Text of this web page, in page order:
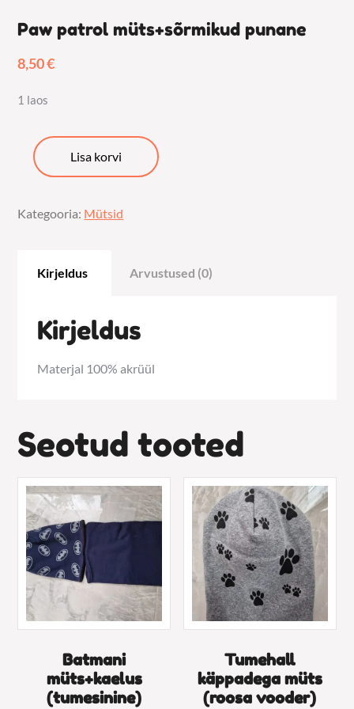
Paw patrol müts+sõrmikud punane
8,50€
1 laos
Paw
patrol
punane
Lisa korvi
Kategooria: Mütsid
Kirjeldus Arvustused (0)
Kirjeldus
Materjal 100% akrüül
Seotud tooted
Batmani
müts+kaelus
(tumesinine)
Tumehall
käppadega müts
(roosa vooder)